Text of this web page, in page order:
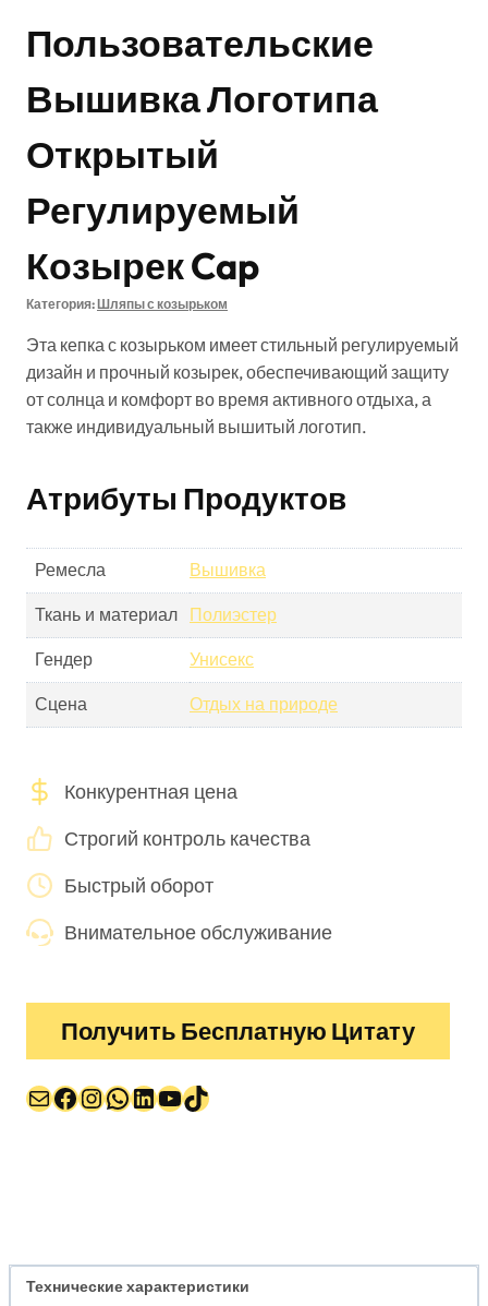
Пользовательские
Вышивка Логотипа
Открытый
Регулируемый
Козырек Cap
Категория:Шляпы с козырьком
Эта кепка с козырьком имеет стильный регулируемый
дизайн и прочный козырек, обеспечивающий защиту
от солнца и комфорт во время активного отдыха, а
также индивидуальный вышитый логотип.
Атрибуты Продуктов
Ремесла Вышивка
Ткань и материал Полиэстер
Гендер Унисекс
Сцена Отдых на природе
Конкурентная цена
Строгий контроль качества
Быстрый оборот
Внимательное обслуживание
Получить Бесплатную Цитату
Почта
Facebook
Instagram
WhatsApp
LinkedIn
YouTube
TikTok
Технические характеристики